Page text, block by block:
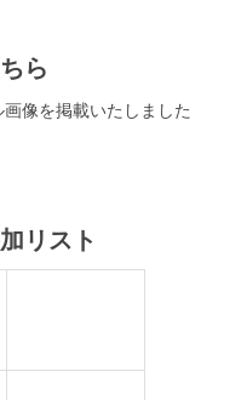
ら
像を掲載いたしました
リスト